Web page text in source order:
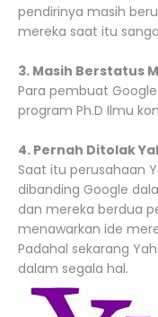
pendirinya masih
mereka saat itu
3. Masih Berstatus
Para pembuat
program Ph.D Ilmu
4. Pernah Ditolak
Saat itu perusahaan
dibanding Google
dan mereka berdua
menawarkan ide
Padahal sekarang
dalam segala hal.